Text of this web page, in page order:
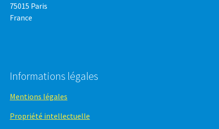
75015 Paris
France
Informations légales
Mentions légales
Propriété intellectuelle